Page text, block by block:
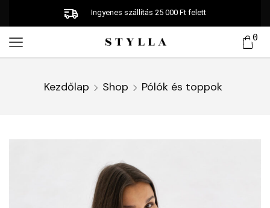
Ingyenes szállítás 25 000 Ft felett
0
Kezdőlap Shop Pólók és toppok